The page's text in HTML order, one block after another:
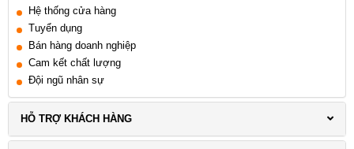
Khóa cửa điện tử được ưa chuộng không chỉ vì công
nghệ hiện đại mà còn vì mang lại nhiều lợi ích thiết thực
trong quá trình sử dụng hằng ngày.
Về mặt an ninh, khóa được trang bị nhiều lớp bảo mật
học, hoặc cảnh báo khi có hành vi cố gắng cạy phá. Một
Hệ thống cửa hàng
Tuyển dụng
Bán hàng doanh nghiệp
Cam kết chất lượng
Đội ngũ nhân sự
HỖ TRỢ KHÁCH HÀNG